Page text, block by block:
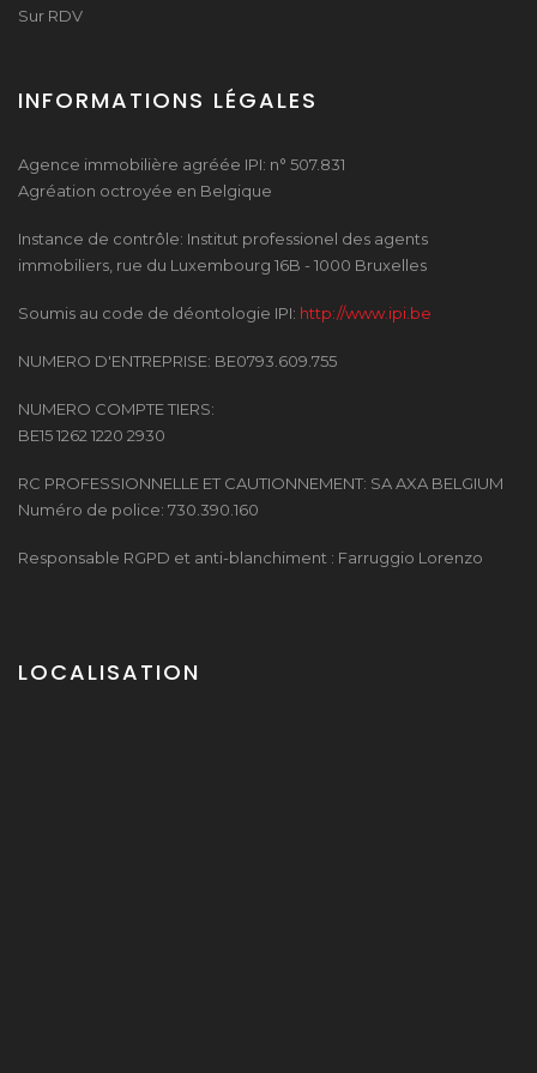
Sur RDV
INFORMATIONS LÉGALES
Agence immobilière agréée IPI: n° 507.831
Agréation octroyée en Belgique
Instance de contrôle: Institut professionel des agents
immobiliers, rue du Luxembourg 16B - 1000 Bruxelles
Soumis au code de déontologie IPI: http://www.ipi.be
NUMERO D'ENTREPRISE: BE0793.609.755
NUMERO COMPTE TIERS:
BE15 1262 1220 2930
RC PROFESSIONNELLE ET CAUTIONNEMENT: SA AXA BELGIUM
Numéro de police: 730.390.160
Responsable RGPD et anti-blanchiment : Farruggio Lorenzo
LOCALISATION